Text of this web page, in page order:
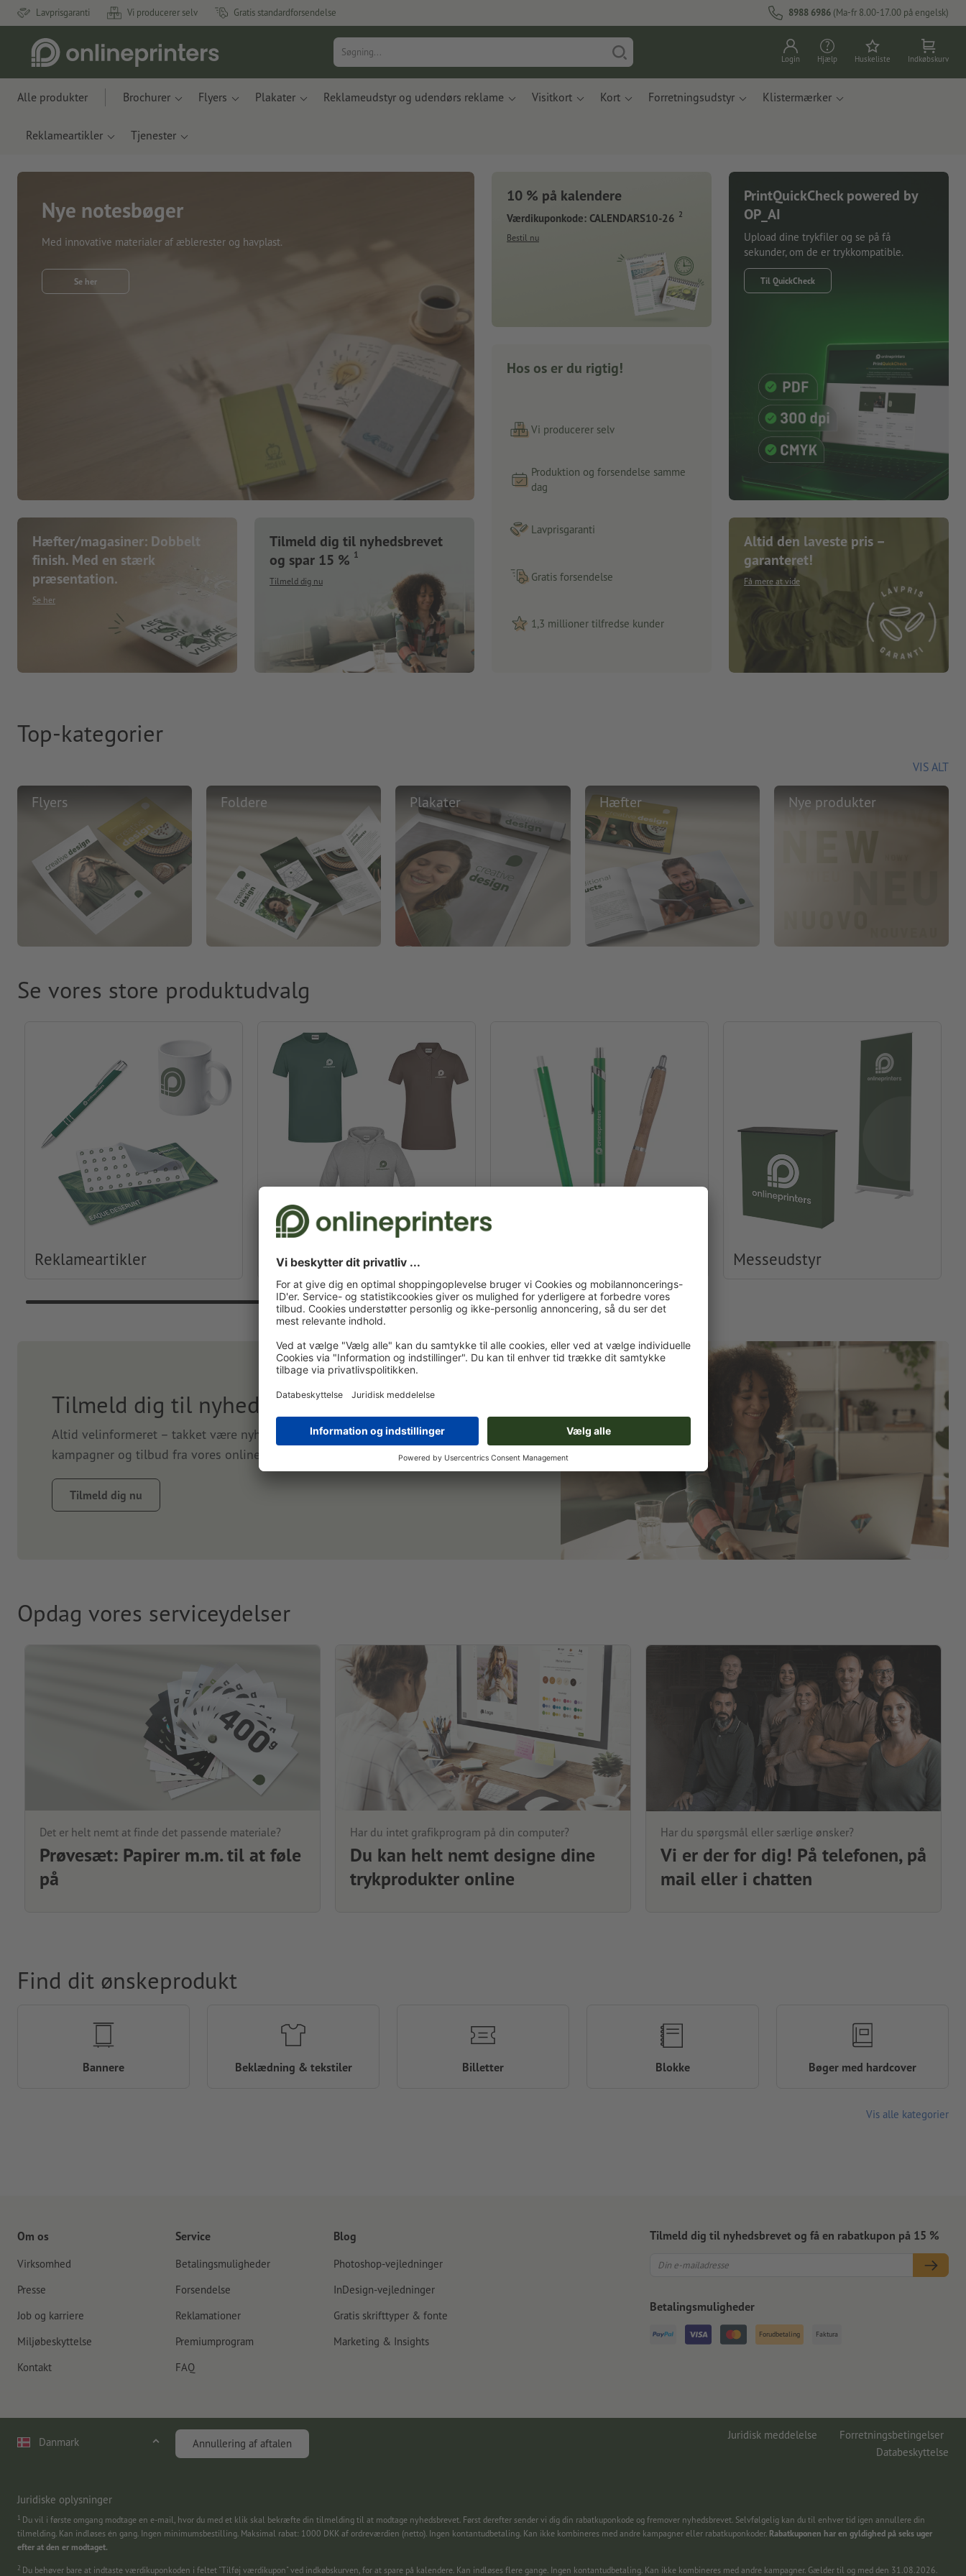
Lavprisgaranti Vi producerer selv Gratis standardforsendelse 8988 6986 (Ma-fr 8.00-17.00 på engelsk)
Login Hjælp Huskeliste Indkøbskurv
Alle produkter Brochurer Flyers Plakater Reklameudstyr og udendørs reklame Visitkort Kort Forretningsudstyr Klistermærker
Reklameartikler Tjenester
Nye notesbøger
Med innovative materialer af æblerester og havplast.
Se her
Hæfter/magasiner: Dobbelt
finish. Med en stærk
præsentation.
Se her
Tilmeld dig til nyhedsbrevet
og spar 15 % 1
Tilmeld dig nu
10 % på kalendere
Værdikuponkode: CALENDARS10-26 2
Bestil nu
Hos os er du rigtig!
Vi producerer selv
Produktion og forsendelse samme
dag
Lavprisgaranti
Gratis forsendelse
1,3 millioner tilfredse kunder
PrintQuickCheck powered by
OP_AI
Upload dine trykfiler og se på få
sekunder, om de er trykkompatible.
Til QuickCheck
Altid den laveste pris –
garanteret!
Få mere at vide
Top-kategorier
VIS ALT
Flyers Foldere Plakater Hæfter Nye produkter
Se vores store produktudvalg
Reklameartikler Beklædning & tekstiler Messeudstyr
Tilmeld dig til nyhedsbrevet og spar 15 %
Altid velinformeret – takket være nyhedsbrevet. Vi holder dig opdateret om aktuelle
kampagner og tilbud fra vores online-trykkeri. Tilmeld dig nu, og scor velkomstrabat.
Tilmeld dig nu
Opdag vores serviceydelser
Det er helt nemt at finde det passende materiale?
Prøvesæt: Papirer m.m. til at føle
på
Har du intet grafikprogram på din computer?
Du kan helt nemt designe dine
trykprodukter online
Har du spørgsmål eller særlige ønsker?
Vi er der for dig! På telefonen, på
mail eller i chatten
Find dit ønskeprodukt
Bannere Beklædning & tekstiler Billetter Blokke Bøger med hardcover
Vis alle kategorier
Om os
Virksomhed
Presse
Job og karriere
Miljøbeskyttelse
Kontakt
Service
Betalingsmuligheder
Forsendelse
Reklamationer
Premiumprogram
FAQ
Blog
Photoshop-vejledninger
InDesign-vejledninger
Gratis skrifttyper & fonte
Marketing & Insights
Tilmeld dig til nyhedsbrevet og få en rabatkupon på 15 %
Betalingsmuligheder
Forudbetaling Faktura
Danmark Annullering af aftalen
Juridisk meddelelse
Forretningsbetingelser
Databeskyttelse
Juridiske oplysninger
1 Du vil i første omgang modtage en e-mail, hvor du med et klik skal bekræfte din tilmelding til at modtage nyhedsbrevet. Først derefter sender vi dig din rabatkuponkode og fremover nyhedsbrevet. Selvfølgelig kan du til enhver tid igen annullere din
tilmelding. Kan indløses én gang. Ingen minimumsbestilling. Maksimal rabat: 1000 DKK af ordreværdien (netto). Ingen kontantudbetaling. Kan ikke kombineres med andre kampagner eller rabatkuponkoder. Rabatkuponen har en gyldighed på seks uger
efter at den er modtaget.
2 Du behøver bare at indtaste værdikuponkoden i feltet "Tilføj værdikupon" ved indkøbskurven, for at spare på kalendere. Kan indløses flere gange. Ingen kontantudbetaling. Kan ikke kombineres med andre kampagner. Gælder til og med den 31.08.2026.